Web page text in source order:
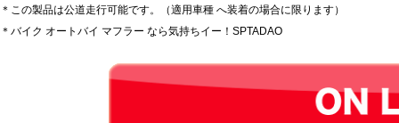
＊この製品は公道走行可能です。（適用車種 へ装着の場合に限ります）
＊バイク オートバイ マフラー なら気持ちイー！SPTADAO